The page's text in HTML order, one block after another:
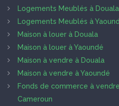
Logements Meublés à Douala
Logements Meublés à
Maison à louer à Douala
Maison à louer à Yaoundé
Maison à vendre à Douala
Maison à vendre à Yaoundé
Fonds de commerce à
Cameroun